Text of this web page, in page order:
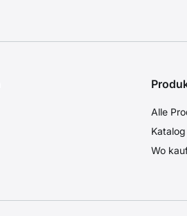
Alle
Wo